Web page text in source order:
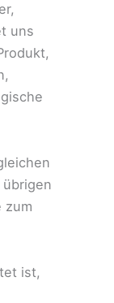
uns
zum
ist,